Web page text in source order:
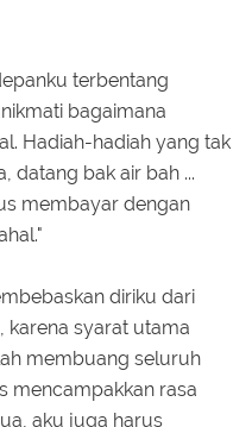
terbentang
bagaimana
Hadiah-hadiah yang tak
datang bak air bah ...
membayar dengan
diriku dari
karena syarat utama
membuang seluruh
mencampakkan rasa
aku juga harus